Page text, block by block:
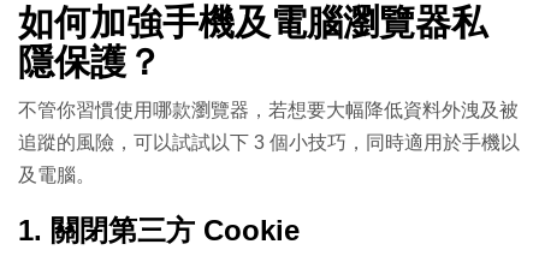
如何加強手機及電腦瀏覽器私
隱保護？
不管你習慣使用哪款瀏覽器，若想要大幅降低資料外洩及被
追蹤的風險，可以試試以下 3 個小技巧，同時適用於手機以
及電腦。
1. 關閉第三方 Cookie